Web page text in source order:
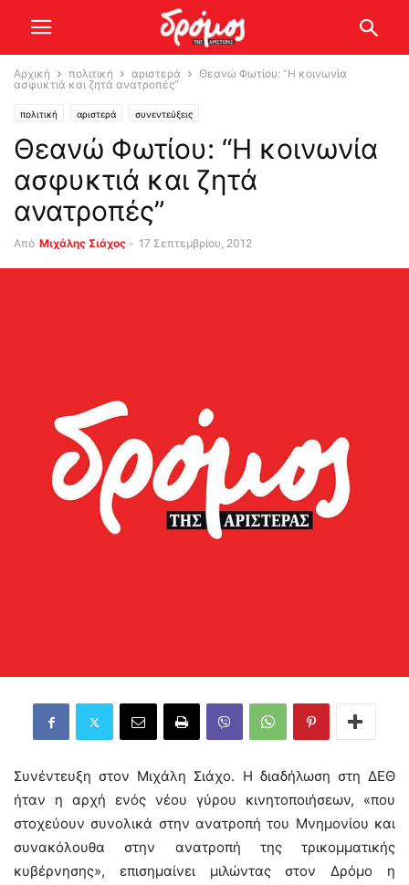
Αρχική πολιτική αριστερά
Θεανώ Φωτίου: “Η κοινωνία
ασφυκτιά και ζητά ανατροπές”
πολιτική αριστερά συνεντεύξεις
Θεανώ Φωτίου: “Η κοινωνία
ασφυκτιά και ζητά
ανατροπές”
Από Μιχάλης Σιάχος - 17 Σεπτεμβρίου, 2012
Συνέντευξη στον Μιχάλη Σιάχο. Η διαδήλωση στη ΔΕΘ
ήταν η αρχή ενός νέου γύρου κινητοποιήσεων, «που
στοχεύουν συνολικά στην ανατροπή του Μνημονίου και
συνακόλουθα στην ανατροπή της τρικομματικής
κυβέρνησης», επισημαίνει μιλώντας στον Δρόμο η